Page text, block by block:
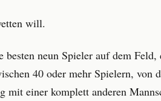
will.
neun Spieler auf dem Feld,
40 oder mehr Spielern, von
mit einer komplett anderen